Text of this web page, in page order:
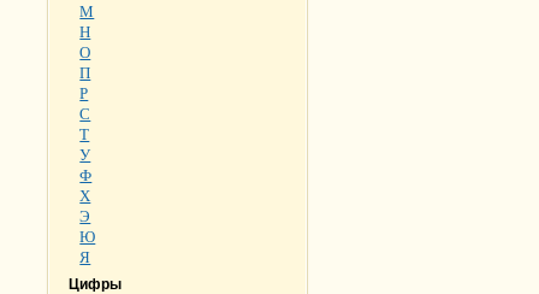
М
Н
О
П
Р
С
Т
У
Ф
Х
Э
Ю
Я
Цифры